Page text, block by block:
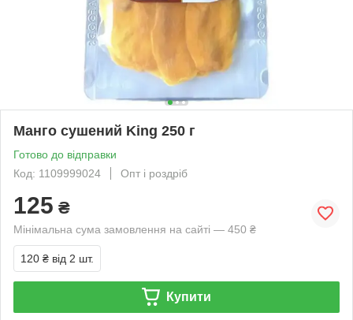
Манго сушений King 250 г
Готово до відправки
Код: 1109999024
Опт і роздріб
125 ₴
Мінімальна сума замовлення на сайті — 450 ₴
120 ₴ від 2 шт.
Купити